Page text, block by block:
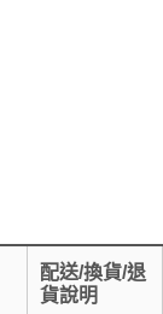
配送/換貨/退
貨說明